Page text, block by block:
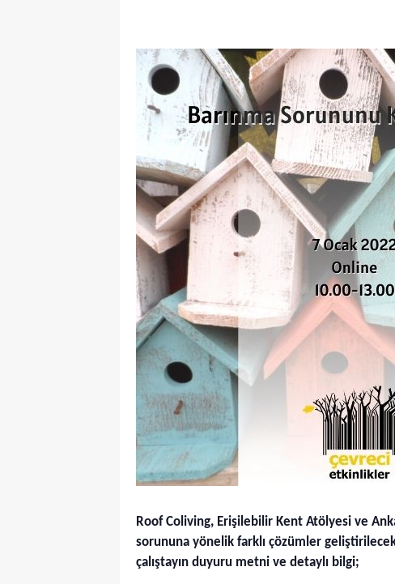
Roof Coliving, Erişilebilir Kent Atölyesi ve
sorununa yönelik farklı çözümler
çalıştayın duyuru metni ve detaylı bilgi;